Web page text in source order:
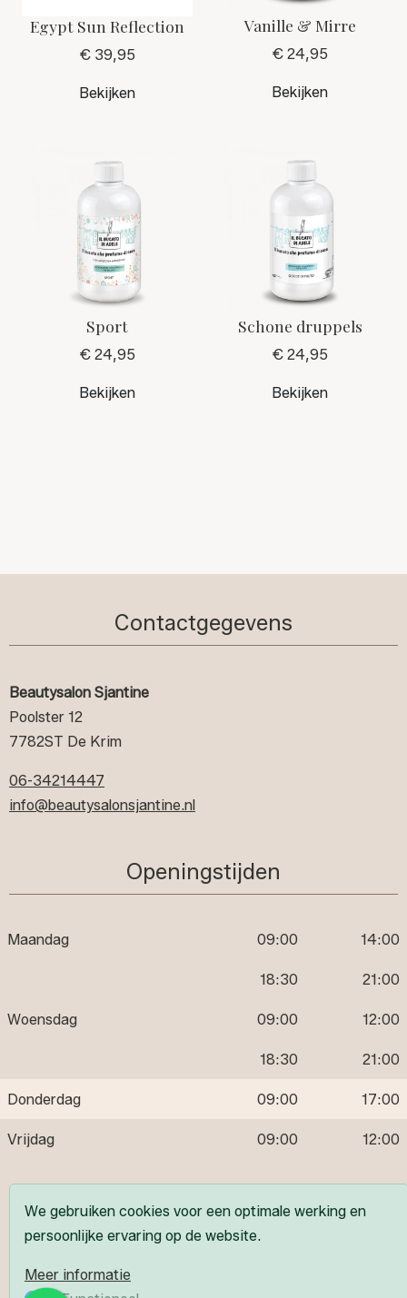
Egypt Sun Reflection
€ 39,95
Bekijken
Vanille & Mirre
€ 24,95
Bekijken
Sport
€ 24,95
Bekijken
Schone druppels
€ 24,95
Bekijken
Contactgegevens
Beautysalon Sjantine
Poolster 12
7782ST De Krim
06-34214447
info@beautysalonsjantine.nl
Openingstijden
Maandag 09:00 14:00
18:30 21:00
Woensdag 09:00 12:00
18:30 21:00
Donderdag 09:00 17:00
Vrijdag 09:00 12:00
We gebruiken cookies voor een optimale werking en
persoonlijke ervaring op de website.
Meer informatie